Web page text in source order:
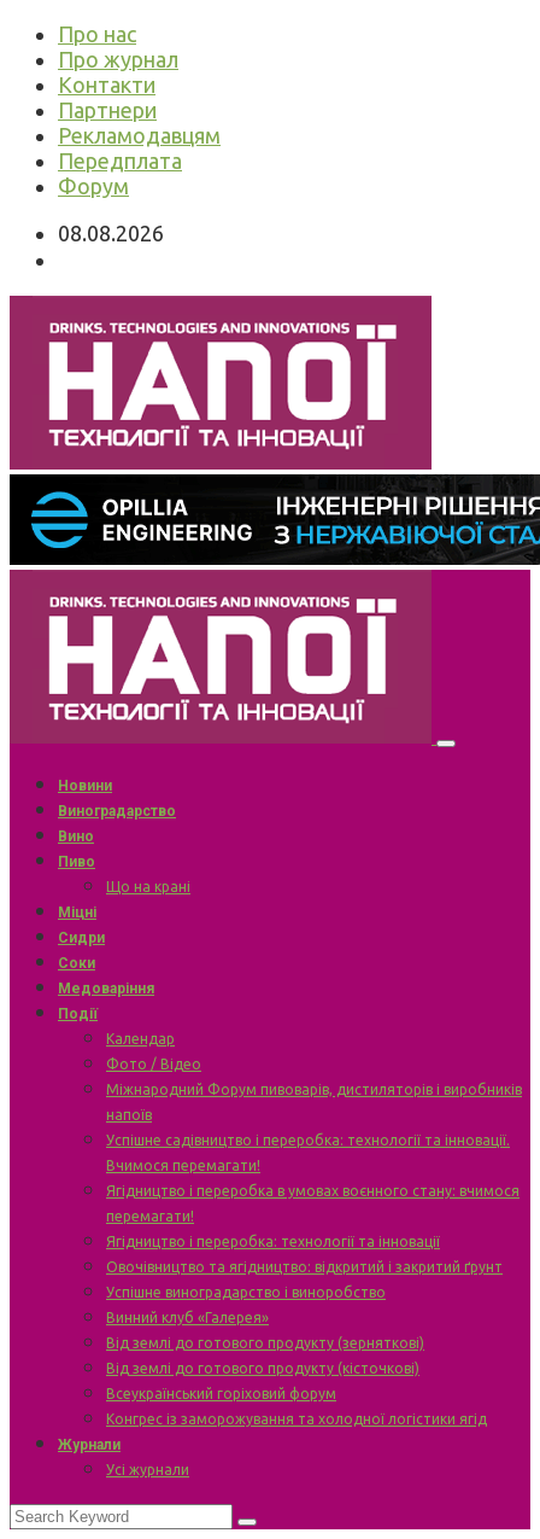
Про нас
Про журнал
Контакти
Партнери
Рекламодавцям
Передплата
Форум
08.08.2026
Новини
Виноградарство
Вино
Пиво
Що на крані
Міцні
Сидри
Соки
Медоваріння
Події
Календар
Фото / Відео
Міжнародний Форум пивоварів, дистиляторів і виробників
напоїв
Успішне садівництво і переробка: технології та інновації.
Вчимося перемагати!
Ягідництво і переробка в умовах воєнного стану: вчимося
перемагати!
Ягідництво і переробка: технології та інновації
Овочівництво та ягідництво: відкритий і закритий ґрунт
Успішне виноградарство і виноробство
Винний клуб «Галерея»
Від землі до готового продукту (зерняткові)
Від землі до готового продукту (кісточкові)
Всеукраїнський горіховий форум
Конгрес із заморожування та холодної логістики ягід
Журнали
Усі журнали